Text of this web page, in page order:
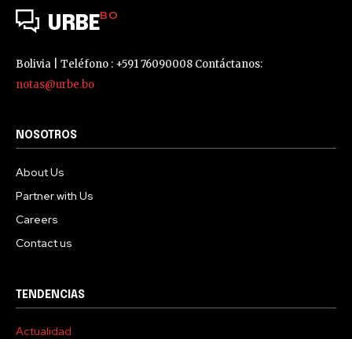
URBEBO
Bolivia | Teléfono : +591 76090008 Contáctanos:
notas@urbe.bo
NOSOTROS
About Us
Partner with Us
Careers
Contact us
TENDENCIAS
Actualidad